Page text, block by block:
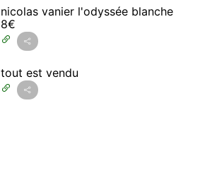
nicolas vanier l'odyssée blanche
8€
tout est vendu